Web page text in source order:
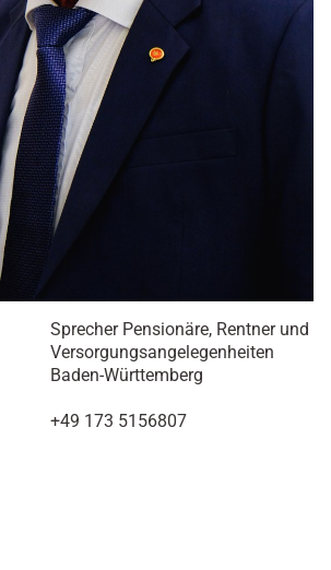
Sprecher Pensionäre, Rentner und
Versorgungsangelegenheiten
Baden-Württemberg
+49 173 5156807